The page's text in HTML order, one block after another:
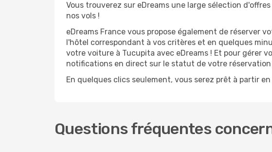
Vous trouverez sur eDreams une large sélection
nos vols !
eDreams France vous propose également de réserver
l'hôtel correspondant à vos critères et en quelques
votre voiture à Tucupita avec eDreams ! Et pour gérer
notifications en direct sur le statut de votre
En quelques clics seulement, vous serez prêt à partir
Questions fréquentes